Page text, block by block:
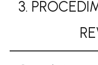
3.